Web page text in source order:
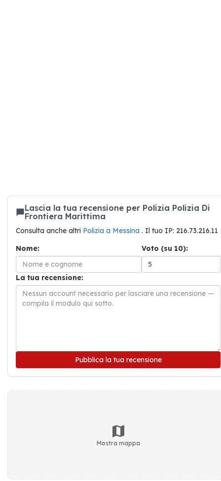
Lascia la tua recensione per Polizia Polizia Di
Frontiera Marittima
Consulta anche altri Polizia a Messina . Il tuo IP: 216.73.216.11
Nome:
Voto (su 10):
La tua recensione:
Pubblica la tua recensione
Mostra mappa